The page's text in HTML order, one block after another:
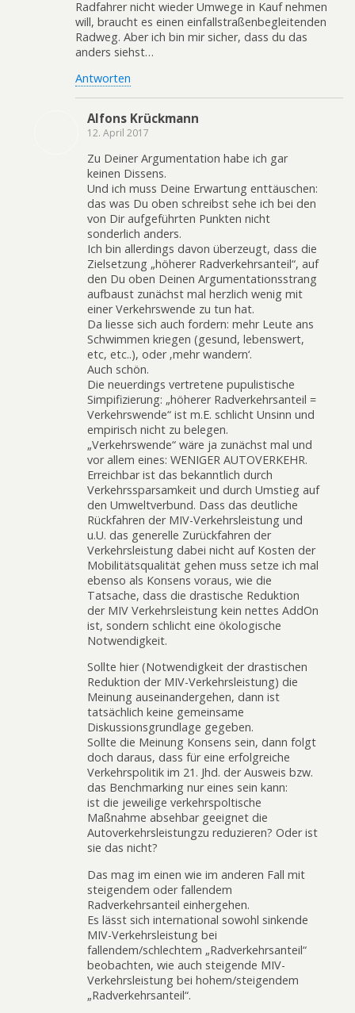
Radfahrer nicht wieder Umwege in Kauf nehmen
will, braucht es einen einfallstraßenbegleitenden
Radweg. Aber ich bin mir sicher, dass du das
anders siehst…
Antworten
Alfons Krückmann
12. April 2017
Zu Deiner Argumentation habe ich gar
keinen Dissens.
Und ich muss Deine Erwartung enttäuschen:
das was Du oben schreibst sehe ich bei den
von Dir aufgeführten Punkten nicht
sonderlich anders.
Ich bin allerdings davon überzeugt, dass die
Zielsetzung „höherer Radverkehrsanteil“, auf
den Du oben Deinen Argumentationsstrang
aufbaust zunächst mal herzlich wenig mit
einer Verkehrswende zu tun hat.
Da liesse sich auch fordern: mehr Leute ans
Schwimmen kriegen (gesund, lebenswert,
etc, etc..), oder ‚mehr wandern‘.
Auch schön.
Die neuerdings vertretene pupulistische
Simpifizierung: „höherer Radverkehrsanteil =
Verkehrswende“ ist m.E. schlicht Unsinn und
empirisch nicht zu belegen.
„Verkehrswende“ wäre ja zunächst mal und
vor allem eines: WENIGER AUTOVERKEHR.
Erreichbar ist das bekanntlich durch
Verkehrssparsamkeit und durch Umstieg auf
den Umweltverbund. Dass das deutliche
Rückfahren der MIV-Verkehrsleistung und
u.U. das generelle Zurückfahren der
Verkehrsleistung dabei nicht auf Kosten der
Mobilitätsqualität gehen muss setze ich mal
ebenso als Konsens voraus, wie die
Tatsache, dass die drastische Reduktion
der MIV Verkehrsleistung kein nettes AddOn
ist, sondern schlicht eine ökologische
Notwendigkeit.
Sollte hier (Notwendigkeit der drastischen
Reduktion der MIV-Verkehrsleistung) die
Meinung auseinandergehen, dann ist
tatsächlich keine gemeinsame
Diskussionsgrundlage gegeben.
Sollte die Meinung Konsens sein, dann folgt
doch daraus, dass für eine erfolgreiche
Verkehrspolitik im 21. Jhd. der Ausweis bzw.
das Benchmarking nur eines sein kann:
ist die jeweilige verkehrspoltische
Maßnahme absehbar geeignet die
Autoverkehrsleistungzu reduzieren? Oder ist
sie das nicht?
Das mag im einen wie im anderen Fall mit
steigendem oder fallendem
Radverkehrsanteil einhergehen.
Es lässt sich international sowohl sinkende
MIV-Verkehrsleistung bei
fallendem/schlechtem „Radverkehrsanteil“
beobachten, wie auch steigende MIV-
Verkehrsleistung bei hohem/steigendem
„Radverkehrsanteil“.